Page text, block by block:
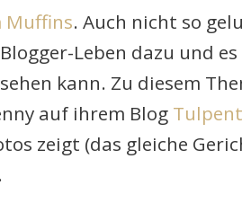
Muffins. Auch nicht so
Leben dazu und
kann. Zu diesem
auf ihrem Blog
zeigt (das gleiche